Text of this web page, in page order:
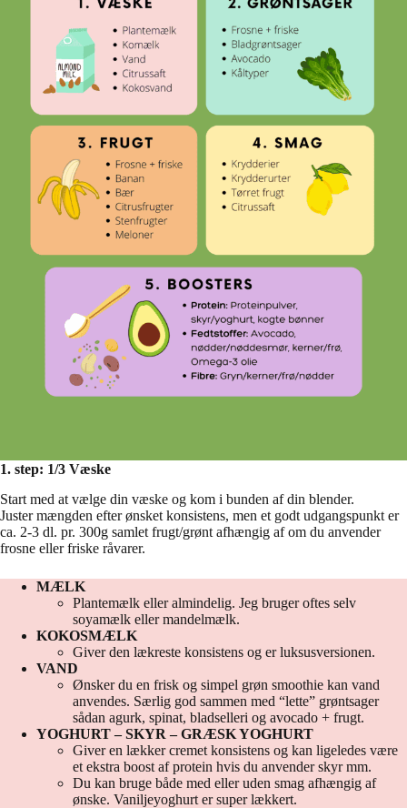
1. step: 1/3 Væske
Start med at vælge din væske og kom i bunden af din blender.
Juster mængden efter ønsket konsistens, men et godt udgangspunkt er
ca. 2-3 dl. pr. 300g samlet frugt/grønt afhængig af om du anvender
frosne eller friske råvarer.
MÆLK
Plantemælk eller almindelig. Jeg bruger oftes selv
soyamælk eller mandelmælk.
KOKOSMÆLK
Giver den lækreste konsistens og er luksusversionen.
VAND
Ønsker du en frisk og simpel grøn smoothie kan vand
anvendes. Særlig god sammen med “lette” grøntsager
sådan agurk, spinat, bladselleri og avocado + frugt.
YOGHURT – SKYR – GRÆSK YOGHURT
Giver en lækker cremet konsistens og kan ligeledes være
et ekstra boost af protein hvis du anvender skyr mm.
Du kan bruge både med eller uden smag afhængig af
ønske. Vaniljeyoghurt er super lækkert.